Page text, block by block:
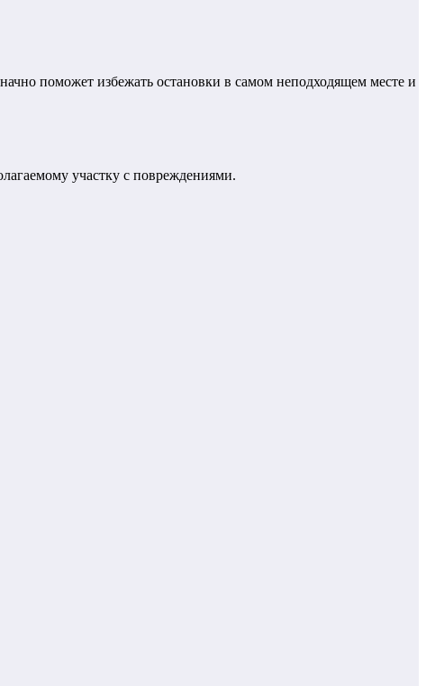
поможет избежать остановки в самом неподходящем месте и
участку с повреждениями.